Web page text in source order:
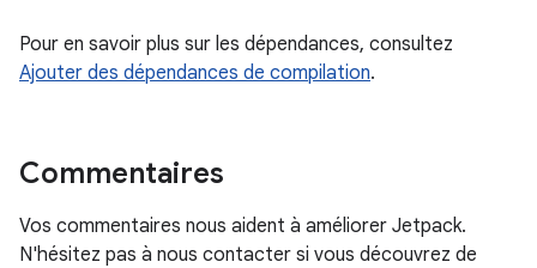
Pour en savoir plus sur les dépendances, consultez
Ajouter des dépendances de compilation.
Commentaires
Vos commentaires nous aident à améliorer Jetpack.
N'hésitez pas à nous contacter si vous découvrez de